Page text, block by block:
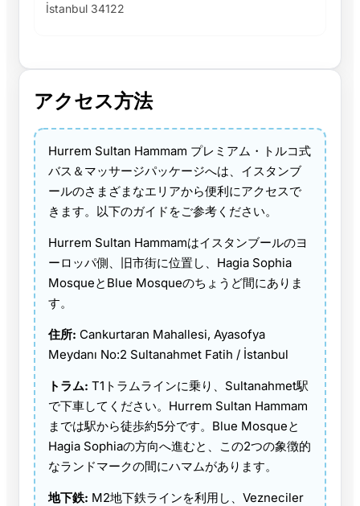
İstanbul 34122
アクセス方法
Hurrem Sultan Hammam プレミアム・トルコ式
バス＆マッサージパッケージへは、イスタンブ
ールのさまざまなエリアから便利にアクセスで
きます。以下のガイドをご参考ください。
Hurrem Sultan Hammamはイスタンブールのヨ
ーロッパ側、旧市街に位置し、Hagia Sophia
MosqueとBlue Mosqueのちょうど間にありま
す。
住所: Cankurtaran Mahallesi, Ayasofya
Meydanı No:2 Sultanahmet Fatih / İstanbul
トラム: T1トラムラインに乗り、Sultanahmet駅
で下車してください。Hurrem Sultan Hammam
までは駅から徒歩約5分です。Blue Mosqueと
Hagia Sophiaの方向へ進むと、この2つの象徴的
なランドマークの間にハマムがあります。
地下鉄: M2地下鉄ラインを利用し、Vezneciler